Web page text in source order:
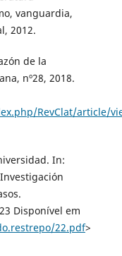
vanguardia,
2012.
de la
nº28, 2018.
RevClat/article/
In:
Investigación
Disponível em
22.pdf>